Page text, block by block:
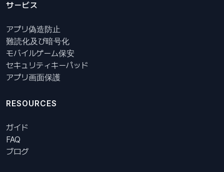
サービス
アプリ偽造防止
難読化及び暗号化
モバイルゲーム保安
セキュリティキーパッド
アプリ画面保護
RESOURCES
ガイド
FAQ
ブログ